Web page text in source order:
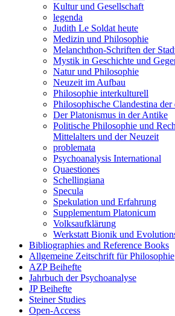
Kultur und Gesellschaft
legenda
Judith Le Soldat heute
Medizin und Philosophie
Melanchthon-Schriften der
Mystik in Geschichte und
Natur und Philosophie
Neuzeit im Aufbau
Philosophie interkulturell
Philosophische Clandestina
Der Platonismus in der Antike
Politische Philosophie und
Mittelalters und der Neuzeit
problemata
Psychoanalysis International
Quaestiones
Schellingiana
Specula
Spekulation und Erfahrung
Supplementum Platonicum
Volksaufklärung
Werkstatt Bionik und
Bibliographies and Reference Books
Allgemeine Zeitschrift für Philosophie
AZP Beihefte
Jahrbuch der Psychoanalyse
JP Beihefte
Steiner Studies
Open-Access